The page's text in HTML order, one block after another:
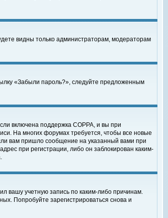
видны только администраторам, модераторам
«Забыли пароль?», следуйте предложенным
включена поддержка COPPA, и вы при
На многих форумах требуется, чтобы все новые
вам пришло сообщение на указанный вами при
при регистрации, либо он заблокирован каким-
вашу учетную запись по каким-либо причинам.
Попробуйте зарегистрироваться снова и